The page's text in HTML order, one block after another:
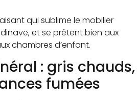
qui sublime le mobilier
et se prêtent bien aux
chambres d’enfant.
: gris chauds,
fumées